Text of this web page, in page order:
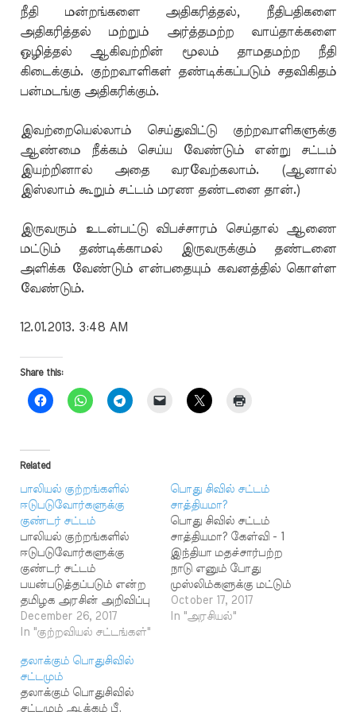
நீதி மன்றங்களை அதிகரித்தல், நீதிபதிகளை
அதிகரித்தல் மற்றும் அர்த்தமற்ற வாய்தாக்களை
ஒழித்தல் ஆகிவற்றின் மூலம் தாமதமற்ற நீதி
கிடைக்கும். குற்றவாளிகள் தண்டிக்கப்படும் சதவிகிதம்
பன்மடங்கு அதிகரிக்கும்.
இவற்றையெல்லாம் செய்துவிட்டு குற்றவாளிகளுக்கு
ஆண்மை நீக்கம் செய்ய வேண்டும் என்று சட்டம்
இயற்றினால் அதை வரவேற்கலாம். (ஆனால்
இஸ்லாம் கூறும் சட்டம் மரண தண்டனை தான்.)
இருவரும் உடன்பட்டு விபச்சாரம் செய்தால் ஆணை
மட்டும் தண்டிக்காமல் இருவருக்கும் தண்டனை
அளிக்க வேண்டும் என்பதையும் கவனத்தில் கொள்ள
வேண்டும்.
12.01.2013. 3:48 AM
Share this:
Related
பாலியல் குற்றங்களில்
ஈடுபடுவோர்களுக்கு
குண்டர் சட்டம்
பாலியல் குற்றங்களில்
ஈடுபடுவோர்களுக்கு
குண்டர் சட்டம்
பயன்படுத்தப்படும் என்ற
தமிழக அரசின் அறிவிப்பு
ஏற்கத் தக்கதா? - பர்வீன்,
துபை எந்தத் தண்டனை
இருந்தாலும், சட்டப்படியும்
நீதித்துறை வழியாகவும்
தான் வழங்க வேண்டும்.
December 26, 2017
In "குற்றவியல் சட்டங்கள்"
பொது சிவில் சட்டம்
சாத்தியமா?
பொது சிவில் சட்டம்
சாத்தியமா? கேள்வி - 1
இந்தியா மதச்சார்பற்ற
நாடு எனும் போது
முஸ்லிம்களுக்கு மட்டும்
தனியாக சிவில் சட்டம்
இருப்பது நியாயமா என்று
October 17, 2017
In "அரசியல்"
தலாக்கும் பொதுசிவில்
சட்டமும்
தலாக்கும் பொதுசிவில்
சட்டமும் ஆக்கம் பீ.